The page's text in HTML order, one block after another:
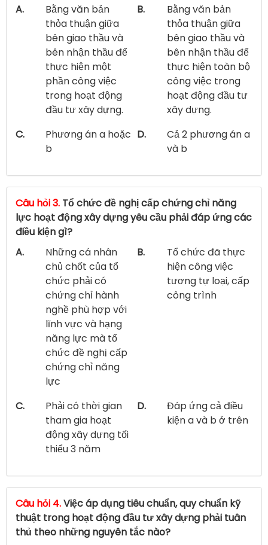
A.
Bằng văn bản
thỏa thuận giữa
bên giao thầu và
bên nhận thầu để
thực hiện một
phần công việc
trong hoạt động
đầu tư xây dựng.
B.
Bằng văn bản
thỏa thuận giữa
bên giao thầu và
bên nhận thầu để
thực hiện toàn bộ
công việc trong
hoạt động đầu tư
xây dựng.
C.
Phương án a hoặc
b
D.
Cả 2 phương án a
và b
Câu hỏi 3. Tổ chức đề nghị cấp chứng chỉ năng
lực hoạt động xây dựng yêu cầu phải đáp ứng các
điều kiện gì?
A.
Những cá nhân
chủ chốt của tổ
chức phải có
chứng chỉ hành
nghề phù hợp với
lĩnh vực và hạng
năng lực mà tổ
chức đề nghị cấp
chứng chỉ năng
lực
B.
Tổ chức đã thực
hiện công việc
tương tự loại, cấp
công trình
C.
Phải có thời gian
tham gia hoạt
động xây dựng tối
thiểu 3 năm
D.
Đáp ứng cả điều
kiện a và b ở trên
Câu hỏi 4.Việc áp dụng tiêu chuẩn, quy chuẩn kỹ
thuật trong hoạt động đầu tư xây dựng phải tuân
thủ theo những nguyên tắc nào?